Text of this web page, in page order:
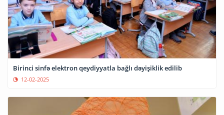
Birinci sinfə elektron qeydiyyatla bağlı dəyişiklik edilib
12-02-2025